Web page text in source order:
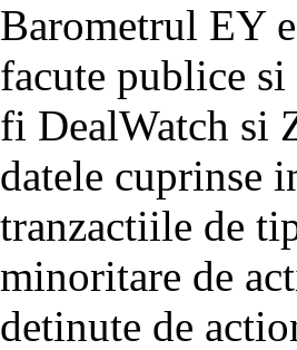
Barometrul EY
facute publice
fi DealWatch si
datele cuprinse
tranzactiile de
minoritare de
detinute de